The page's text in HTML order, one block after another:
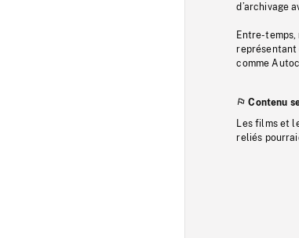
d’archivage
Entre-
représentant
comme
Contenu
Les films et
reliés